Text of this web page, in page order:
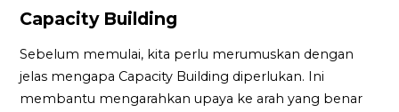
Capacity Building
Sebelum memulai, kita perlu merumuskan dengan
jelas mengapa Capacity Building diperlukan. Ini
membantu mengarahkan upaya ke arah yang benar